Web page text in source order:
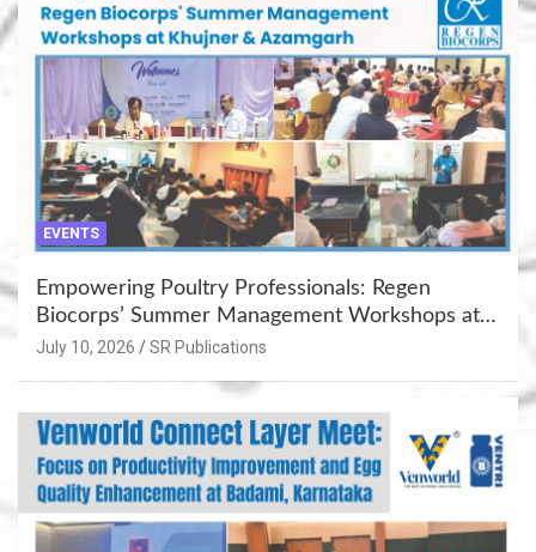
EVENTS
Empowering Poultry Professionals: Regen
Biocorps’ Summer Management Workshops at
Khujner & Azamgarh
July 10, 2026 SR Publications